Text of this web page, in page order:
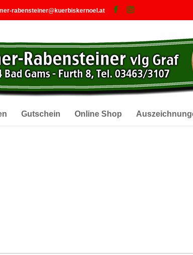
rabensteiner@kuerbiskernoel.at
Gutschein Online Shop